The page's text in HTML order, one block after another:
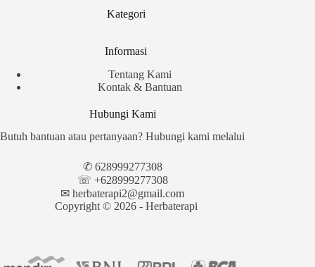
Kategori
Informasi
Tentang Kami
Kontak & Bantuan
Hubungi Kami
Butuh bantuan atau pertanyaan? Hubungi kami melalui
✆ 628999277308
☏ +628999277308
✉︎ herbaterapi2@gmail.com
Copyright © 2026 - Herbaterapi